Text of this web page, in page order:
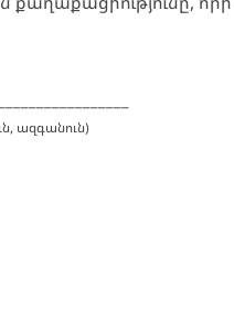
ազգանուն)